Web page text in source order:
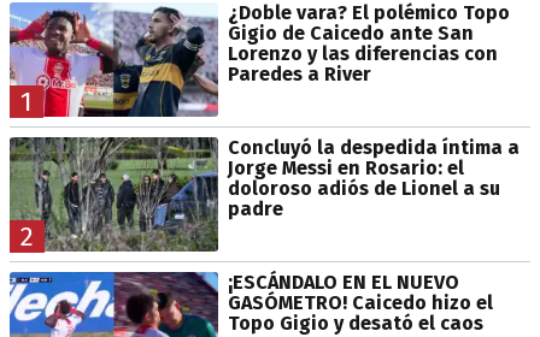
1
¿Doble vara? El polémico Topo
Gigio de Caicedo ante San
Lorenzo y las diferencias con
Paredes a River
2
Concluyó la despedida íntima a
Jorge Messi en Rosario: el
doloroso adiós de Lionel a su
padre
¡ESCÁNDALO EN EL NUEVO
GASÓMETRO! Caicedo hizo el
Topo Gigio y desató el caos